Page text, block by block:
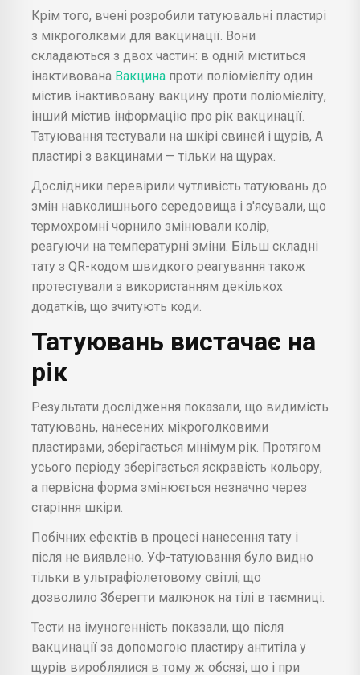
Крім того, вчені розробили татуювальні пластирі
з мікроголками для вакцинації. Вони
складаються з двох частин: в одній міститься
інактивована Вакцина проти поліомієліту один
містив інактивовану вакцину проти поліомієліту,
інший містив інформацію про рік вакцинації.
Татуювання тестували на шкірі свиней і щурів, А
пластирі з вакцинами — тільки на щурах.
Дослідники перевірили чутливість татуювань до
змін навколишнього середовища і з'ясували, що
термохромні чорнило змінювали колір,
реагуючи на температурні зміни. Більш складні
тату з QR-кодом швидкого реагування також
протестували з використанням декількох
додатків, що зчитують коди.
Татуювань вистачає на
рік
Результати дослідження показали, що видимість
татуювань, нанесених мікроголковими
пластирами, зберігається мінімум рік. Протягом
усього періоду зберігається яскравість кольору,
а первісна форма змінюється незначно через
старіння шкіри.
Побічних ефектів в процесі нанесення тату і
після не виявлено. УФ-татуювання було видно
тільки в ультрафіолетовому світлі, що
дозволило Зберегти малюнок на тілі в таємниці.
Тести на імуногенність показали, що після
вакцинації за допомогою пластиру антитіла у
щурів вироблялися в тому ж обсязі, що і при